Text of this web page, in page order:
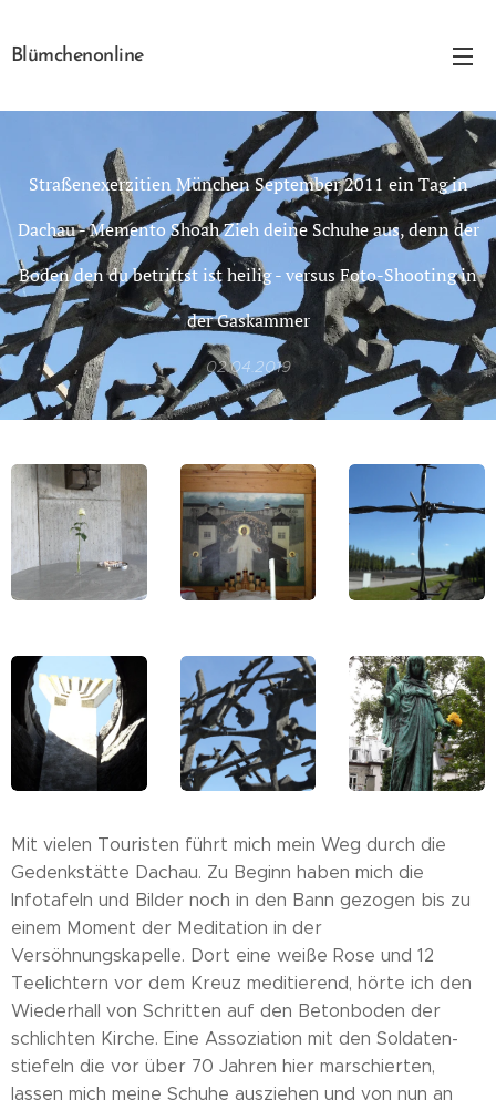
Blümchenonline
Straßenexerzitien München September 2011 ein Tag in
Dachau - Memento Shoah Zieh deine Schuhe aus, denn der
Boden den du betrittst ist heilig - versus Foto-Shooting in
der Gaskammer
02.04.2019
Mit vielen Touristen führt mich mein Weg durch die
Gedenkstätte Dachau. Zu Beginn haben mich die
Infotafeln und Bilder noch in den Bann gezogen bis zu
einem Moment der Meditation in der
Versöhnungskapelle. Dort eine weiße Rose und 12
Teelichtern vor dem Kreuz meditierend, hörte ich den
Wiederhall von Schritten auf den Betonboden der
schlichten Kirche. Eine Assoziation mit den Soldaten-
stiefeln die vor über 70 Jahren hier marschierten,
lassen mich meine Schuhe ausziehen und von nun an